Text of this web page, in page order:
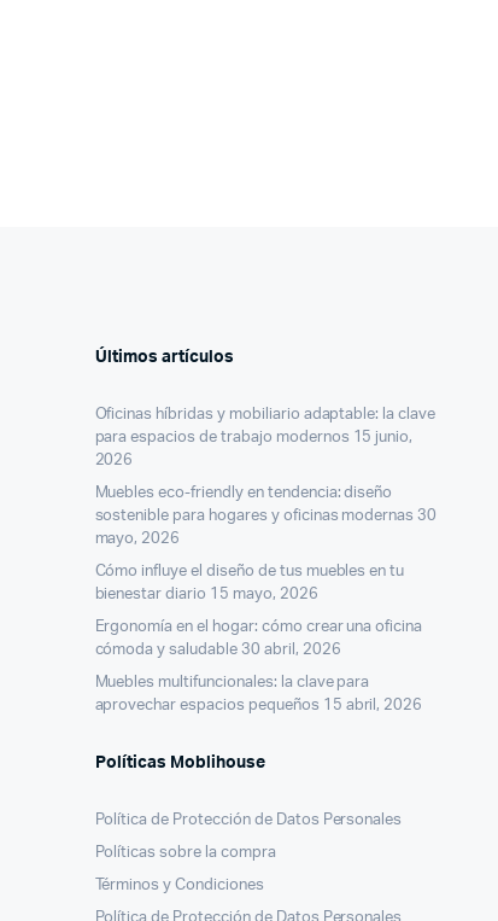
Últimos artículos
Oficinas híbridas y mobiliario adaptable: la clave
para espacios de trabajo modernos 15 junio,
2026
Muebles eco-friendly en tendencia: diseño
sostenible para hogares y oficinas modernas 30
mayo, 2026
Cómo influye el diseño de tus muebles en tu
bienestar diario 15 mayo, 2026
Ergonomía en el hogar: cómo crear una oficina
cómoda y saludable 30 abril, 2026
Muebles multifuncionales: la clave para
aprovechar espacios pequeños 15 abril, 2026
Políticas Moblihouse
Política de Protección de Datos Personales
Políticas sobre la compra
Términos y Condiciones
Política de Protección de Datos Personales